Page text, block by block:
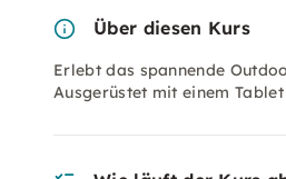
Über diesen Kurs
Erlebt das spannende
Ausgerüstet mit einem